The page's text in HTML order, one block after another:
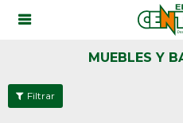

MUEBLES Y